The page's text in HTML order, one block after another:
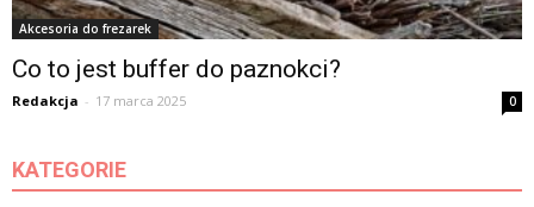
Akcesoria do frezarek
Co to jest buffer do paznokci?
Redakcja - 17 marca 2025 0
KATEGORIE